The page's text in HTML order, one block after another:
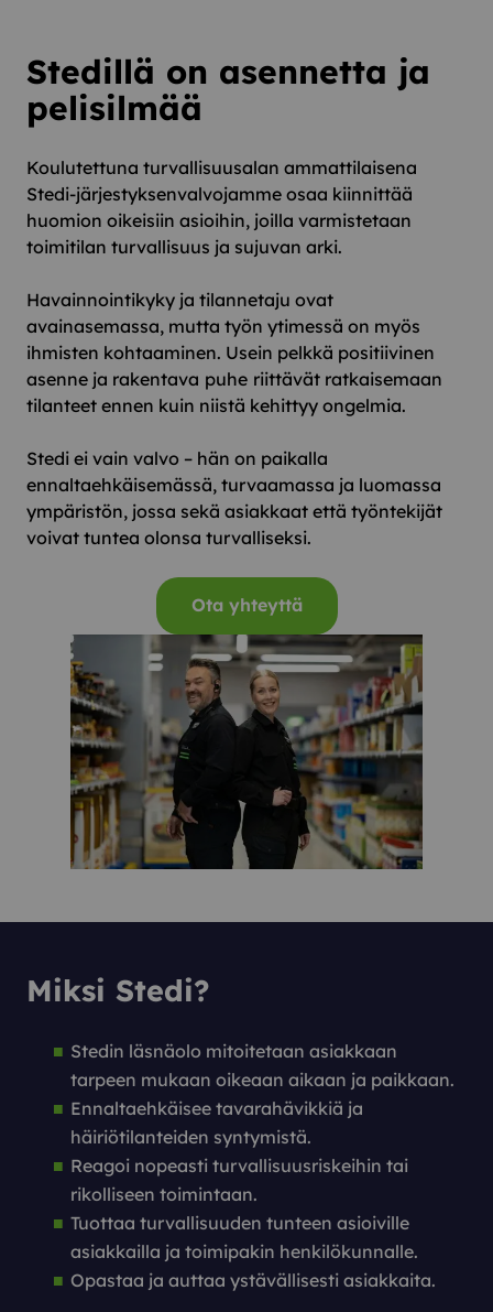
Stedillä on asennetta ja
pelisilmää
Koulutettuna turvallisuusalan ammattilaisena
Stedi-järjestyksenvalvojamme osaa kiinnittää
huomion oikeisiin asioihin, joilla varmistetaan
toimitilan turvallisuus ja sujuvan arki.
Havainnointikyky ja tilannetaju ovat
avainasemassa, mutta työn ytimessä on myös
ihmisten kohtaaminen. Usein pelkkä positiivinen
asenne ja rakentava puhe riittävät ratkaisemaan
tilanteet ennen kuin niistä kehittyy ongelmia.
Stedi ei vain valvo – hän on paikalla
ennaltaehkäisemässä, turvaamassa ja luomassa
ympäristön, jossa sekä asiakkaat että työntekijät
voivat tuntea olonsa turvalliseksi.
Ota yhteyttä
Miksi Stedi?
Stedin läsnäolo mitoitetaan asiakkaan
tarpeen mukaan oikeaan aikaan ja paikkaan.
Ennaltaehkäisee tavarahävikkiä ja
häiriötilanteiden syntymistä.
Reagoi nopeasti turvallisuusriskeihin tai
rikolliseen toimintaan.
Tuottaa turvallisuuden tunteen asioiville
asiakkailla ja toimipakin henkilökunnalle.
Opastaa ja auttaa ystävällisesti asiakkaita.